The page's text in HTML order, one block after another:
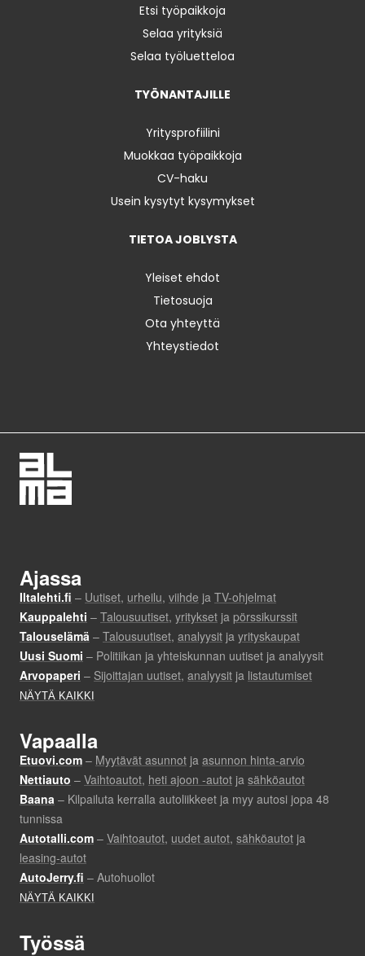
Etsi työpaikkoja
Selaa yrityksiä
Selaa työluetteloa
TYÖNANTAJILLE
Yritysprofiilini
Muokkaa työpaikkoja
CV-haku
Usein kysytyt kysymykset
TIETOA JOBLYSTA
Yleiset ehdot
Tietosuoja
Ota yhteyttä
Yhteystiedot